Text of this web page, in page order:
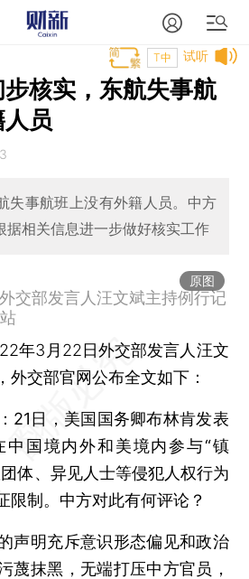
试听
T中
核实，东航失事航
员
失事航班上没有外籍人员。中方
据相关信息进一步做好核实工作
原图
交部发言人汪文斌主持例行记
年3月22日外交部发言人汪文
外交部官网公布全文如下：
21日，美国国务卿布林肯发表
中国境内外和美境内参与“镇
体、异见人士等侵犯人权行为
限制。中方对此有何评论？
声明充斥意识形态偏见和政治
蔑抹黑，无端打压中方官员，